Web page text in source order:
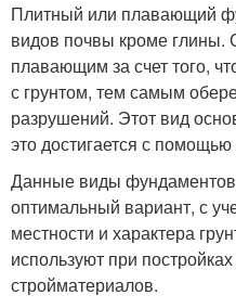
Плитный или плавающий
видов почвы кроме глины.
плавающим за счет того,
с грунтом, тем самым
разрушений. Этот вид
это достигается с
Данные виды
оптимальный вариант, с
местности и характера
используют при
стройматериалов.